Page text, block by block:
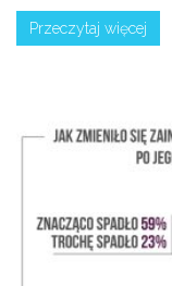
Przeczytaj więcej